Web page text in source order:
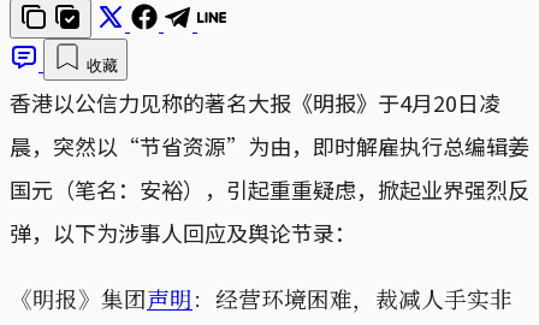
收藏
香港以公信力见称的著名大报《明报》于4月20日凌
晨，突然以“节省资源”为由，即时解雇执行总编辑姜
国元（笔名：安裕），引起重重疑虑，掀起业界强烈反
弹，以下为涉事人回应及舆论节录：
《明报》集团声明：经营环境困难，裁减人手实非